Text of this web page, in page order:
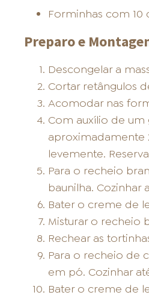
Forminhas com
Preparo e
Descongelar a
Cortar retângulos
Acomodar nas
Com auxílio de um
aproximadamente
levemente.
Para o recheio
baunilha. Cozinhar
Bater o creme de
Misturar o recheio
Rechear as
Para o recheio de
em pó. Cozinhar
Bater o creme de